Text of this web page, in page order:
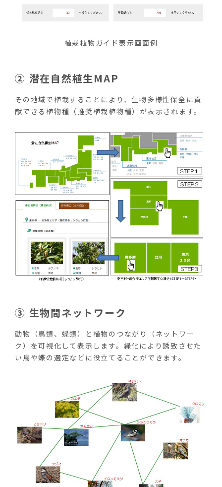
植栽植物ガイド表示画面例
② 潜在自然植生MAP
その地域で植栽することにより、生物多様性保全に貢
献できる植物種（推奨植栽植物種）が表示されます。
③ 生物間ネットワーク
動物（鳥類、蝶類）と植物のつながり（ネットワー
ク）を可視化して表示します。緑化により誘致させた
い鳥や蝶の選定などに役立てることができます。